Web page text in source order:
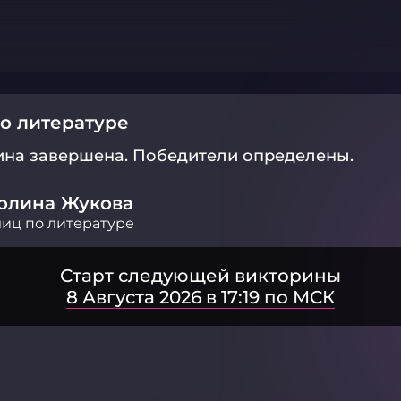
литературе
завершена. Победители определены.
Жукова
по литературе
Старт следующей викторины
8 Августа 2026 в 17:19 по МСК